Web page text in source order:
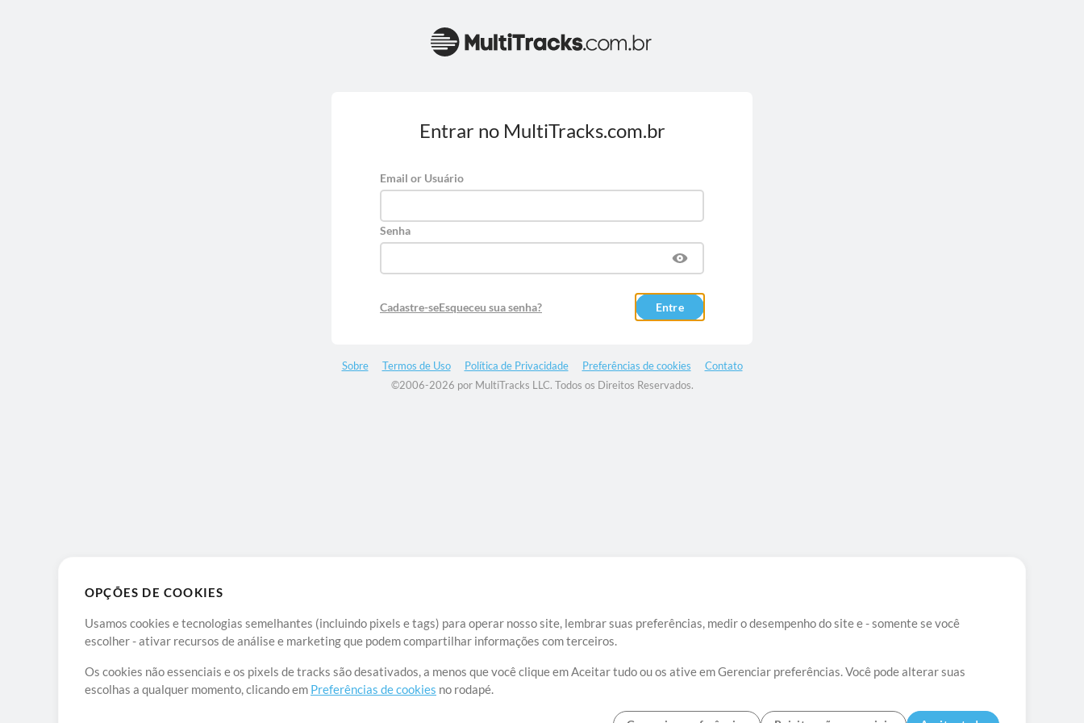
OPÇÕES DE COOKIES
Usamos cookies e tecnologias semelhantes (incluindo pixels e tags) para operar nosso site, lembrar suas preferências, medir o desempenho do site e - somente se você
escolher - ativar recursos de análise e marketing que podem compartilhar informações com terceiros.
Os cookies não essenciais e os pixels de tracks são desativados, a menos que você clique em Aceitar tudo ou os ative em Gerenciar preferências. Você pode alterar suas
escolhas a qualquer momento, clicando em Preferências de cookies no rodapé.
Entrar no MultiTracks.com.br
Email or Usuário
Senha
Cadastre-seEsqueceu sua senha? Entre
Sobre Termos de Uso Política de Privacidade Preferências de cookies
Contato
©2006-2026 por MultiTracks LLC. Todos os Direitos Reservados.